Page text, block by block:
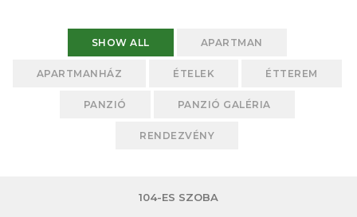
SHOW ALL APARTMAN
APARTMANHÁZ ÉTELEK ÉTTEREM
PANZIÓ PANZIÓ GALÉRIA
RENDEZVÉNY
104-ES SZOBA